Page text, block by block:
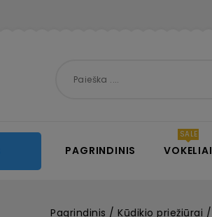
PAGRINDINIS VOKELIAI
Pagrindinis Kūdikio priežiūrai